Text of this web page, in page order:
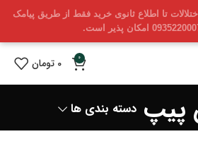
تا اطلاع ثانوی خرید فقط از طریق پیامک
0
0 تومان
پیپدسته بندی ها